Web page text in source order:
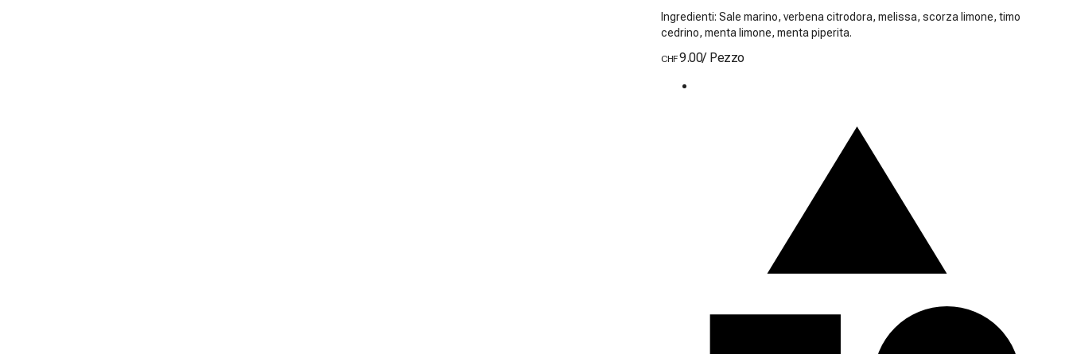
Ingredienti: Sale marino, verbena citrodora, melissa, scorza limone, timo
cedrino, menta limone, menta piperita.
CHF9.00/ Pezzo